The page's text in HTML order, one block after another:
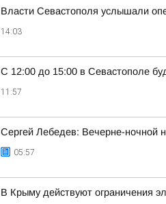
Власти Севастополя услышали
14:03
С 12:00 до 15:00 в Севастополе
11:57
Сергей Лебедев: Вечерне-ночной
05:57
В Крыму действуют ограничения